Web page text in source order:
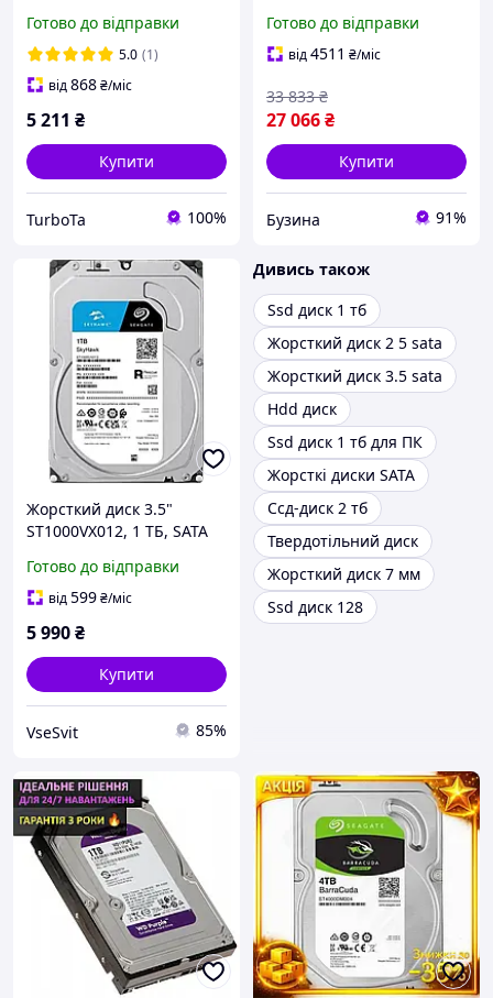
3.5" SATA3 No 23201010
Готово до відправки
5.0 (1)
від868₴/міс
5 211 ₴
Купити
TurboTa 100%
мін габарити 140 x 25 x
100 мм flamingo
Готово до відправки
від4511 ₴/міс
27 066₴
33 833 ₴
Купити
Бузина 91%
Жорсткий диск 3.5"
ST1000VX012, 1 ТБ, SATA
мм flamingo
Готово до відправки
від599₴/міс
5 990₴
Купити
VseSvit 85%
Дивись також
Ssd диск 1 тб
Жорсткий диск 2 5 sata
Жорсткий диск 3.5 sata
Hdd диск
Ssd диск 1 тб для ПК
Жорсткі диски SATA
Ссд-диск 2 тб
Твердотільний диск
Жорсткий диск 7 мм
Ssd диск 128